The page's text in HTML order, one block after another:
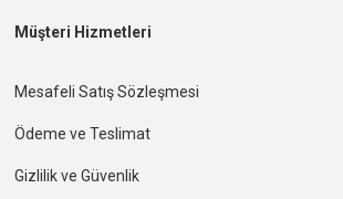
Müşteri Hizmetleri
Mesafeli Satış Sözleşmesi
Ödeme ve Teslimat
Gizlilik ve Güvenlik